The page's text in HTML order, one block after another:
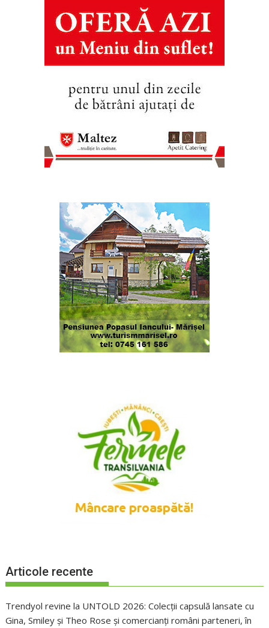
Articole recente
Trendyol revine la UNTOLD 2026: Colecții capsulă lansate cu
Gina, Smiley și Theo Rose și comercianți români parteneri, în